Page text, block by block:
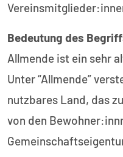
Bedeutung des
Allmende ist ein sehr
Unter “Allmende”
nutzbares Land, das
von den